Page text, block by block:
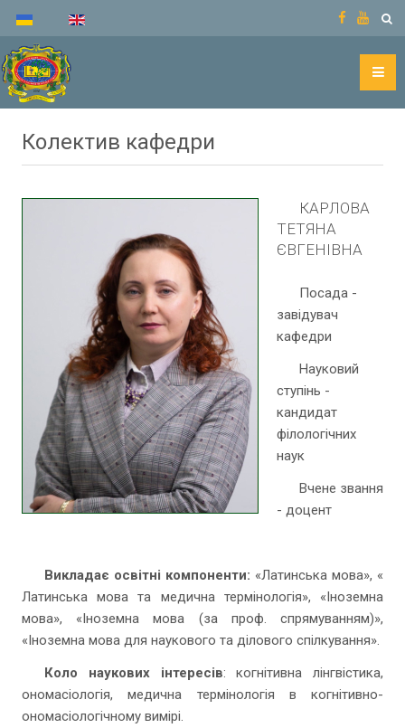
Колектив кафедри
КАРЛОВА
ТЕТЯНА
ЄВГЕНІВНА
Посада -
завідувач
кафедри
Науковий
ступінь -
кандидат
філологічних
наук
Вчене звання
- доцент
Викладає освітні компоненти: «Латинська мова», «
Латинська мова та медична термінологія», «Іноземна
мова», «Іноземна мова (за проф. спрямуванням)»,
«Іноземна мова для наукового та ділового спілкування».
Коло наукових інтересів: когнітивна лінгвістика,
ономасіологія, медична термінологія в когнітивно-
ономасіологічному вимірі.